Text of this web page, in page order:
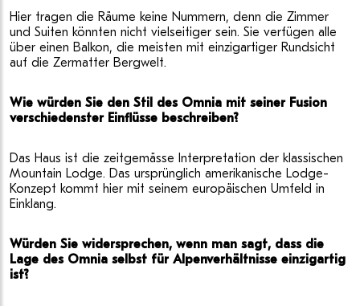
Hier tragen die Räume keine Nummern, denn die Zimmer
und Suiten könnten nicht vielseitiger sein. Sie verfügen alle
über einen Balkon, die meisten mit einzigartiger Rundsicht
auf die Zermatter Bergwelt.
Wie würden Sie den Stil des Omnia mit seiner Fusion
verschiedenster Einflüsse beschreiben?
Das Haus ist die zeitgemässe Interpretation der klassischen
Mountain Lodge. Das ursprünglich amerikanische Lodge-
Konzept kommt hier mit seinem europäischen Umfeld in
Einklang.
Würden Sie widersprechen, wenn man sagt, dass die
Lage des Omnia selbst für Alpenverhältnisse einzigartig
ist?